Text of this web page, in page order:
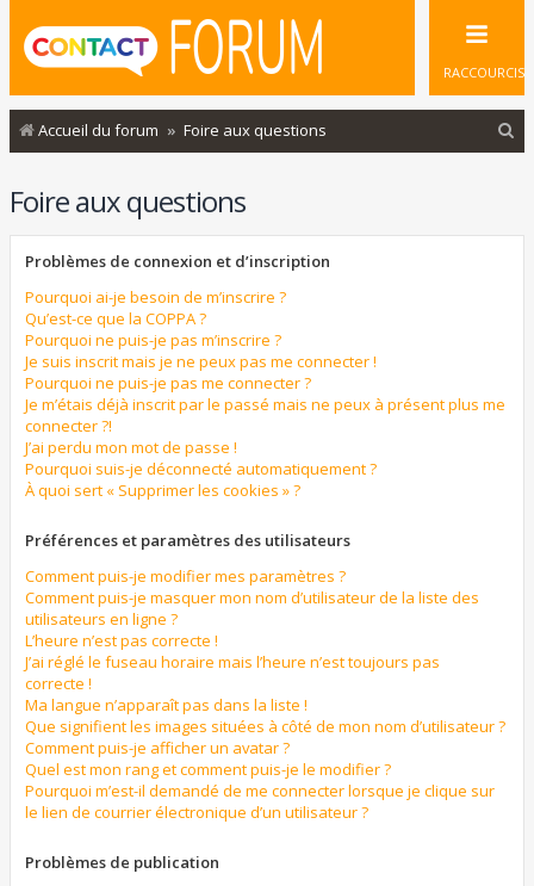
RACCOURCIS
Accueil du forum Foire aux questions
Foire aux questions
Problèmes de connexion et d’inscription
Pourquoi ai-je besoin de m’inscrire ?
Qu’est-ce que la COPPA ?
Pourquoi ne puis-je pas m’inscrire ?
Je suis inscrit mais je ne peux pas me connecter !
Pourquoi ne puis-je pas me connecter ?
Je m’étais déjà inscrit par le passé mais ne peux à présent plus me
connecter ?!
J’ai perdu mon mot de passe !
Pourquoi suis-je déconnecté automatiquement ?
À quoi sert « Supprimer les cookies » ?
Préférences et paramètres des utilisateurs
Comment puis-je modifier mes paramètres ?
Comment puis-je masquer mon nom d’utilisateur de la liste des
utilisateurs en ligne ?
L’heure n’est pas correcte !
J’ai réglé le fuseau horaire mais l’heure n’est toujours pas
correcte !
Ma langue n’apparaît pas dans la liste !
Que signifient les images situées à côté de mon nom d’utilisateur ?
Comment puis-je afficher un avatar ?
Quel est mon rang et comment puis-je le modifier ?
Pourquoi m’est-il demandé de me connecter lorsque je clique sur
le lien de courrier électronique d’un utilisateur ?
Problèmes de publication